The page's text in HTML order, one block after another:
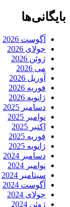
بایگانی‌ها
آگوست 2026
جولای 2026
ژوئن 2026
می 2026
آوریل 2026
فوریه 2026
ژانویه 2026
دسامبر 2025
نوامبر 2025
اکتبر 2025
فوریه 2025
ژانویه 2025
دسامبر 2024
نوامبر 2024
سپتامبر 2024
آگوست 2024
جولای 2024
ژوئن 2024